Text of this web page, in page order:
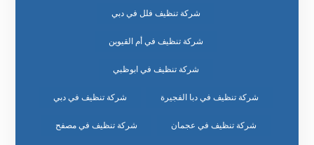
شركة تنظيف فلل في دبي
شركة تنظيف في أم القيوين
شركة تنظيف في ابوظبي
شركة تنظيف في دبا الفجيرة شركة تنظيف في دبي
شركة تنظيف في عجمان شركة تنظيف في مصفح